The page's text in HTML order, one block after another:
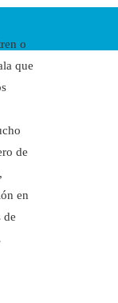
o
que
de
en
de